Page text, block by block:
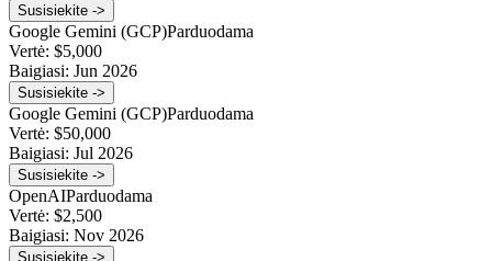
Susisiekite ->
Google Gemini (GCP)Parduodama
Vertė: $5,000
Baigiasi: Jun 2026
Susisiekite ->
Google Gemini (GCP)Parduodama
Vertė: $50,000
Baigiasi: Jul 2026
Susisiekite ->
OpenAIParduodama
Vertė: $2,500
Baigiasi: Nov 2026
Susisiekite ->